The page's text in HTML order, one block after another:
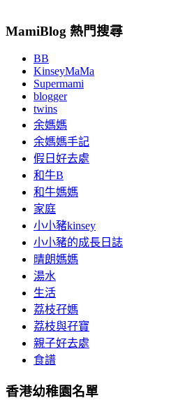
MamiBlog 熱門搜尋
BB
KinseyMaMa
Supermami
blogger
twins
余媽媽
余媽媽手記
假日好去處
和牛B
和牛媽媽
家庭
小小豬kinsey
小小豬的成長日誌
晴朗媽媽
湯水
生活
荔枝孖媽
荔枝與孖寶
親子好去處
食譜
香港幼稚園名單